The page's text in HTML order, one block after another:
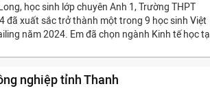
học sinh lớp chuyên Anh 1, Trường THPT
đã xuất sắc trở thành một trong 9 học sinh Việt
năm 2024. Em đã chọn ngành Kinh tế học
nghiệp tỉnh Thanh